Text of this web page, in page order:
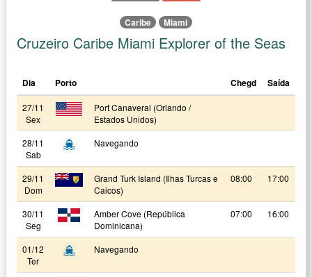
Caribe Miami
Cruzeiro Caribe Miami Explorer of the Seas
Dia Porto Chegd Saída
27/11
Sex
Port Canaveral (Orlando /
Estados Unidos)
28/11
Sab
Navegando
29/11
Dom
Grand Turk Island (Ilhas Turcas e
Caicos)
08:00 17:00
30/11
Seg
Amber Cove (República
Dominicana)
07:00 16:00
01/12
Ter
Navegando